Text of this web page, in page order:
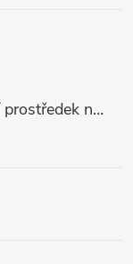
FIREBALL GLASS 500 ml – čisticí prostředek na skla a LCD displeje